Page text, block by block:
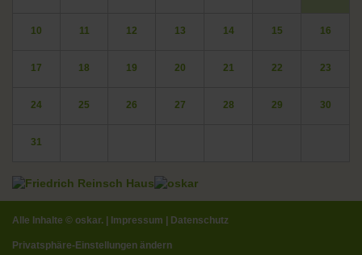
10 11 12 13 14 15 16
17 18 19 20 21 22 23
24 25 26 27 28 29 30
31
Alle Inhalte © oskar. Impressum Datenschutz
Privatsphäre-Einstellungen ändern